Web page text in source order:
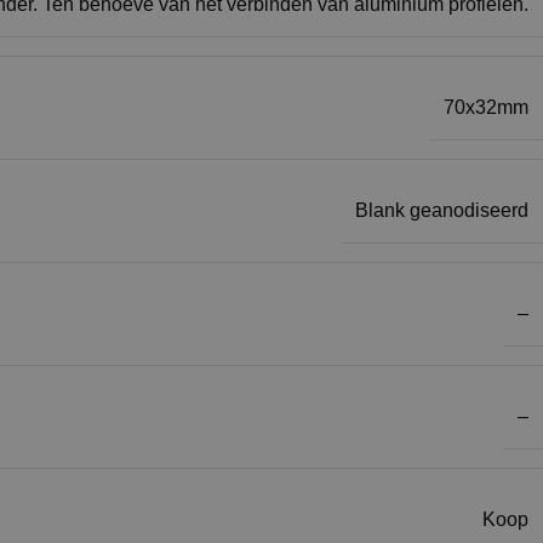
70x32mm
Blank geanodiseerd
–
–
Koop